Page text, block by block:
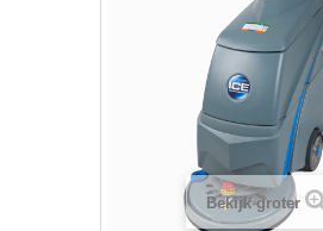
Bekijk groter